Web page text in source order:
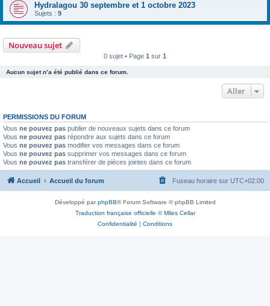
Hydralagou 30 septembre et 1 octobre 2023
Sujets : 9
Nouveau sujet
0 sujet • Page 1 sur 1
Aucun sujet n’a été publié dans ce forum.
Aller
PERMISSIONS DU FORUM
Vous ne pouvez pas publier de nouveaux sujets dans ce forum
Vous ne pouvez pas répondre aux sujets dans ce forum
Vous ne pouvez pas modifier vos messages dans ce forum
Vous ne pouvez pas supprimer vos messages dans ce forum
Vous ne pouvez pas transférer de pièces jointes dans ce forum
Accueil Accueil du forum Fuseau horaire sur UTC+02:00
Développé parphpBB® Forum Software © phpBB Limited
Traduction française officielle ©Miles Cellar
Confidentialité | Conditions